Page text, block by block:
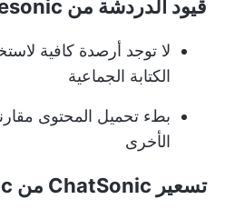
قيود الدردشة من Writesonic
لا توجد أرصدة كافية
الكتابة الجماعية
الأخرى
تسعير ChatSonic من Writesonic